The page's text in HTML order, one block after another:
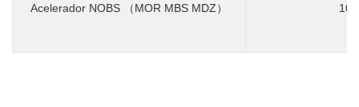
Acelerador NOBS （MOR MBS MDZ）